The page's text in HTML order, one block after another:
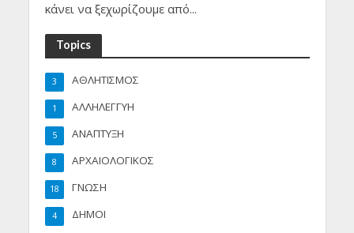
κάνει να ξεχωρίζουμε από...
Topics
ΑΘΛΗΤΙΣΜΟΣ
3
ΑΛΛΗΛΕΓΓΥΗ
1
ΑΝΑΠΤΥΞΗ
5
ΑΡΧΑΙΟΛΟΓΙΚΟΣ
8
ΓΝΩΣΗ
18
ΔΗΜΟΙ
4